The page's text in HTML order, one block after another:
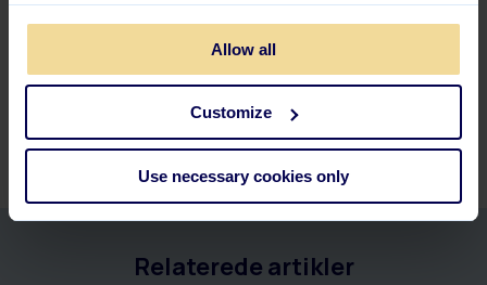
Allow all
Customize
Use necessary cookies only
medarbejderes indlæring.
Relaterede artikler